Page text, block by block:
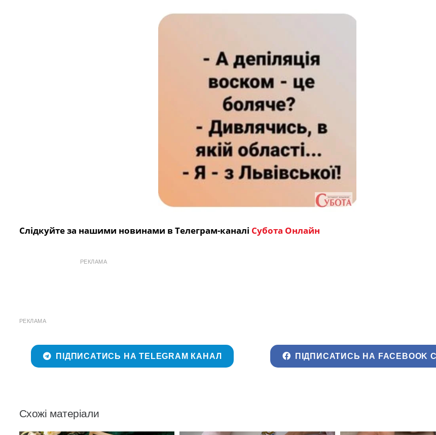
Слідкуйте за нашими новинами в Телеграм-каналі Субота Онлайн
РЕКЛАМА
РЕКЛАМА
ПІДПИСАТИСЬ НА TELEGRAM КАНАЛ ПІДПИСАТИСЬ НА FACEBOOK
Схожі матеріали